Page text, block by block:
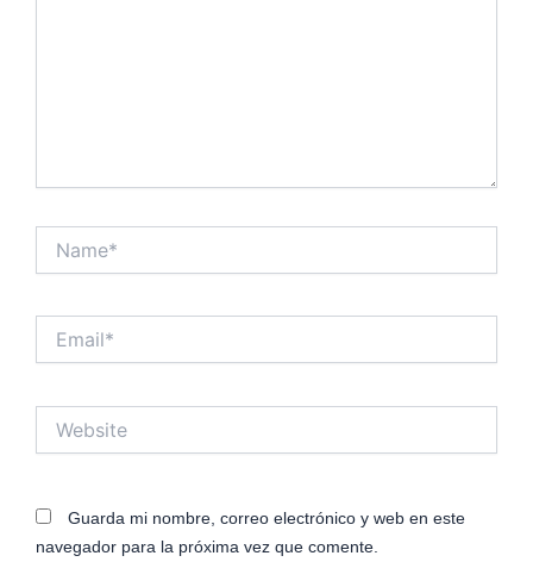
Guarda mi nombre, correo electrónico y web en este
navegador para la próxima vez que comente.